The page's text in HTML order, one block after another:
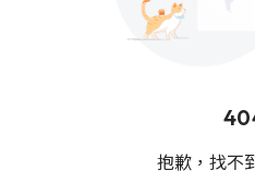
抱歉，找不